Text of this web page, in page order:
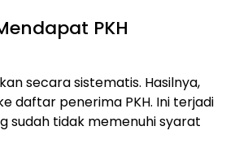
PKH
secara sistematis. Hasilnya,
daftar penerima PKH. Ini terjadi
sudah tidak memenuhi syarat